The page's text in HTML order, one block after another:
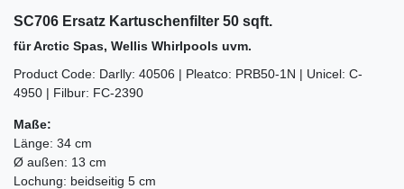
SC706 Ersatz Kartuschenfilter 50 sqft.
für Arctic Spas, Wellis Whirlpools uvm.
Product Code: Darlly: 40506 | Pleatco: PRB50-1N | Unicel: C-
4950 | Filbur: FC-2390
Maße:
Länge: 34 cm
Ø außen: 13 cm
Lochung: beidseitig 5 cm